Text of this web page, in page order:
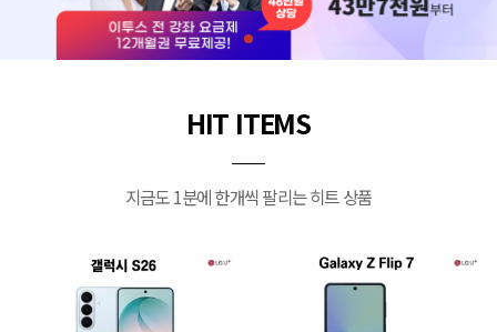
HIT ITEMS
지금도 1분에 한개씩 팔리는 히트 상품